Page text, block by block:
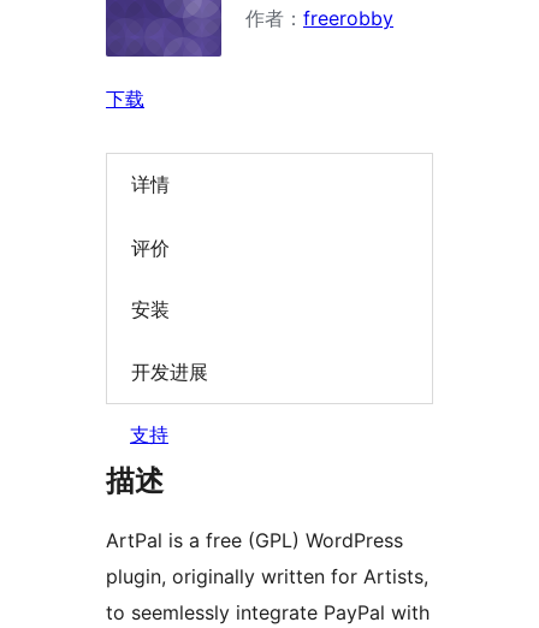
作者： freerobby
下载
详情
评价
安装
开发进展
支持
描述
ArtPal is a free (GPL) WordPress
plugin, originally written for Artists,
to seemlessly integrate PayPal with